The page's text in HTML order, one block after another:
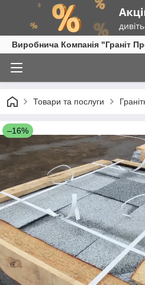
Виробнича Компанія "Граніт
Товари та послуги
–16%